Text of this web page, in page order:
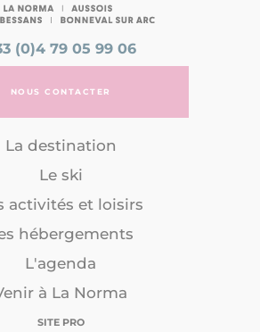
(0)4 79 05 99 06
NOUS CONTACTER
La destination
Le ski
activités et loisirs
hébergements
L'agenda
à La Norma
SITE PRO